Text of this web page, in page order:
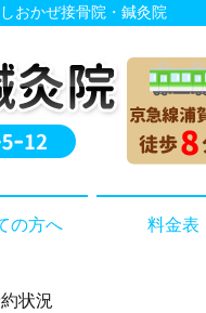
おかぜ接骨院・鍼灸院
の方へ 料金表
状況